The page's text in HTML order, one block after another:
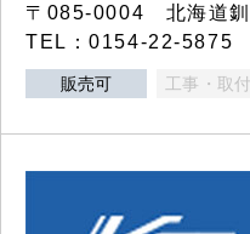
〒085-0004 北海道釧
TEL：0154-22-5875
販売可 工事・取